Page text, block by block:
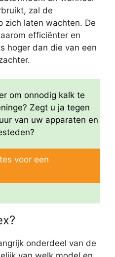
zal de
zich laten wachten. De
efficiënter en
hoger dan die van een
om onnodig kalk te
Zegt u ja tegen
van uw apparaten en
voor een
onderdeel van de